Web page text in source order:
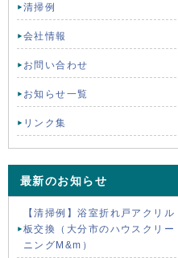
清掃例
会社情報
お問い合わせ
お知らせ一覧
リンク集
最新のお知らせ
【清掃例】浴室折れ戸アクリル
板交換（大分市のハウスクリー
ニングM&m）